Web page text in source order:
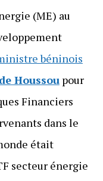
(ME) au
béninois
Houssoupour
Financiers
dans le
était
secteur énergie